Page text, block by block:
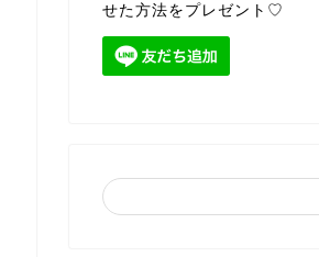
せた方法をプレゼント♡